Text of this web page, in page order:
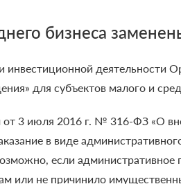
бизнеса
инвестиционной
для субъектов малого и
3 июля 2016 г. № 316-ФЗ «О
в виде
если
или не причинило